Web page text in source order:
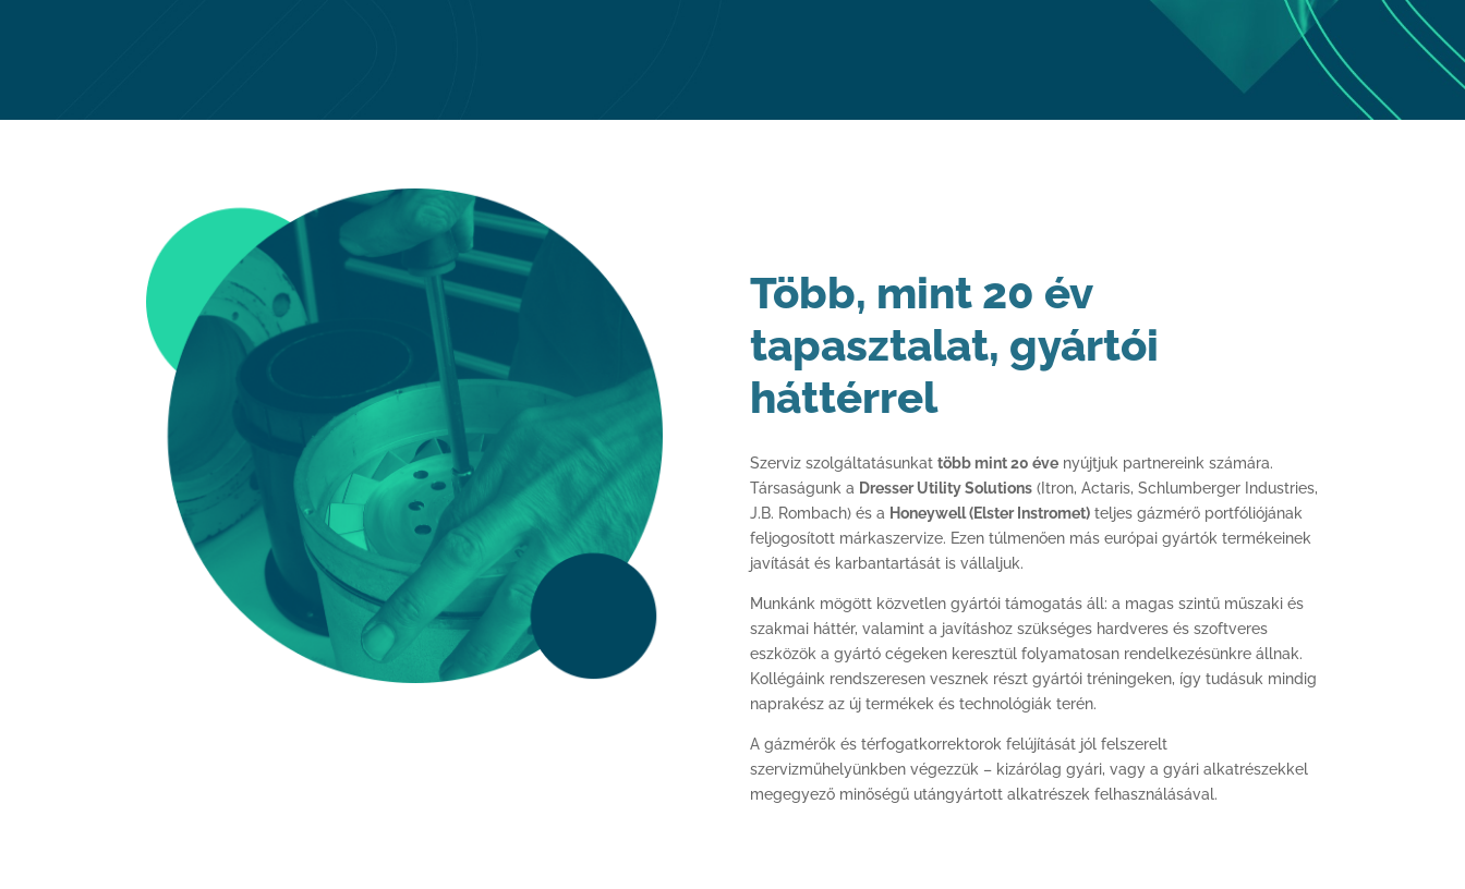
Több, mint 20 év
tapasztalat, gyártói
háttérrel
Szerviz szolgáltatásunkattöbb mint 20 éve nyújtjuk partnereink számára.
Társaságunk a Dresser Utility Solutions (Itron, Actaris, Schlumberger Industries,
J.B. Rombach) és a Honeywell (Elster Instromet) teljes gázmérő portfóliójának
feljogosított márkaszervize. Ezen túlmenően más európai gyártók termékeinek
javítását és karbantartását is vállaljuk.
Munkánk mögött közvetlen gyártói támogatás áll: a magas szintű műszaki és
szakmai háttér, valamint a javításhoz szükséges hardveres és szoftveres
eszközök a gyártó cégeken keresztül folyamatosan rendelkezésünkre állnak.
Kollégáink rendszeresen vesznek részt gyártói tréningeken, így tudásuk mindig
naprakész az új termékek és technológiák terén.
A gázmérők és térfogatkorrektorok felújítását jól felszerelt
szervizműhelyünkben végezzük – kizárólag gyári, vagy a gyári alkatrészekkel
megegyező minőségű utángyártott alkatrészek felhasználásával.